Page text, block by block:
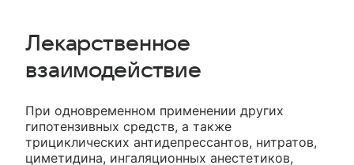
Лекарственное
взаимодействие
При одновременном применении других
гипотензивных средств, а также
трициклических антидепрессантов, нитратов,
циметидина, ингаляционных анестетиков,